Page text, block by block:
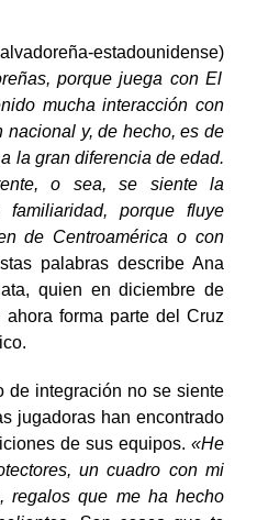
organizados por la
estadounidense)
porque juega con El
mucha interacción con
y, de hecho, es de
la gran diferencia de edad.
o sea, se siente la
porque fluye
de Centroamérica o con
palabras describe Ana
quien en diciembre de
forma parte del Cruz
de integración no se siente
jugadoras han encontrado
de sus equipos.«He
un cuadro con mi